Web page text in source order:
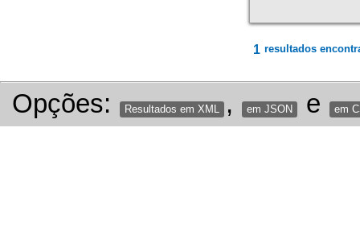
1 resultados
Opções: Resultados em XML , em JSON e em